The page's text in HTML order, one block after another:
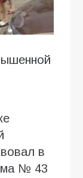
в
№ 43